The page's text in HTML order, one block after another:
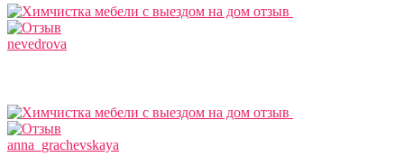
nevedrova
anna_grachevskaya